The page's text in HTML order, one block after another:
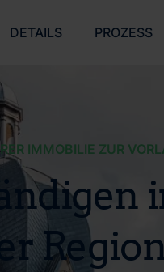
DETAILS PROZESS
IMMOBILIE ZUR